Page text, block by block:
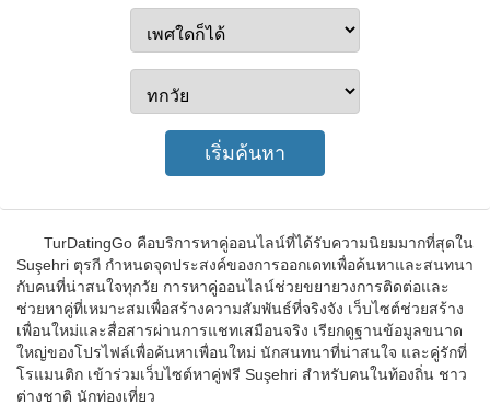
TurDatingGo คือบริการหาคู่ออนไลน์ที่ได้รับความนิยมมากที่สุดใน
Suşehri ตุรกี กำหนดจุดประสงค์ของการออกเดทเพื่อค้นหาและสนทนา
กับคนที่น่าสนใจทุกวัย การหาคู่ออนไลน์ช่วยขยายวงการติดต่อและ
ช่วยหาคู่ที่เหมาะสมเพื่อสร้างความสัมพันธ์ที่จริงจัง เว็บไซต์ช่วยสร้าง
เพื่อนใหม่และสื่อสารผ่านการแชทเสมือนจริง เรียกดูฐานข้อมูลขนาด
ใหญ่ของโปรไฟล์เพื่อค้นหาเพื่อนใหม่ นักสนทนาที่น่าสนใจ และคู่รักที่
โรแมนติก เข้าร่วมเว็บไซต์หาคู่ฟรี Suşehri สำหรับคนในท้องถิ่น ชาว
ต่างชาติ นักท่องเที่ยว